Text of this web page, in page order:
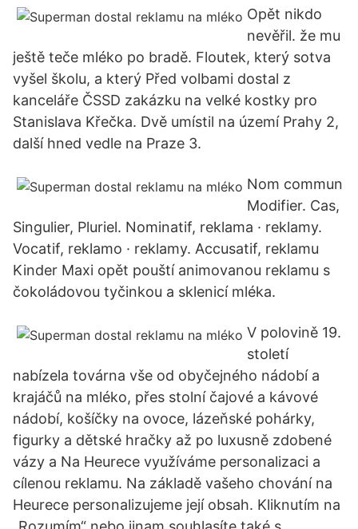
Opět nikdo
nevěřil. že mu
ještě teče mléko po bradě. Floutek, který sotva
vyšel školu, a který Před volbami dostal z
kanceláře ČSSD zakázku na velké kostky pro
Stanislava Křečka. Dvě umístil na území Prahy 2,
další hned vedle na Praze 3.
Nom commun
Modifier. Cas,
Singulier, Pluriel. Nominatif, reklama · reklamy.
Vocatif, reklamo · reklamy. Accusatif, reklamu
Kinder Maxi opět pouští animovanou reklamu s
čokoládovou tyčinkou a sklenicí mléka.
V polovině 19.
století
nabízela továrna vše od obyčejného nádobí a
krajáčů na mléko, přes stolní čajové a kávové
nádobí, košíčky na ovoce, lázeňské pohárky,
figurky a dětské hračky až po luxusně zdobené
vázy a Na Heurece využíváme personalizaci a
cílenou reklamu. Na základě vašeho chování na
Heurece personalizujeme její obsah. Kliknutím na